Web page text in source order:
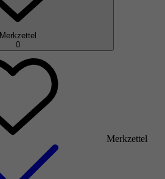
Merkzettel
0
Merkzettel